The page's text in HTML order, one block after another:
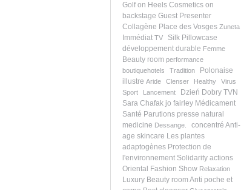
Golf on Heels Cosmetics on
backstage Guest Presenter
Collagène Place des Vosges Zuneta
Immédiat TV
Silk Pillowcase
développement durable Femme
Beauty room performance
boutiquehotels
Tradition
Polonaise
illustre Aride Clenser Healthy
Virus
Sport
Lancement
Dzień Dobry TVN
Sara Chafak jo fairley Médicament
Santé Parutions presse natural
medicine Dessange. concentré Anti-
age skincare Les plantes
adaptogènes Protection de
l'environnement Solidarity actions
Oriental Fashion Show Relaxation
Luxury Beauty room Anti poche et